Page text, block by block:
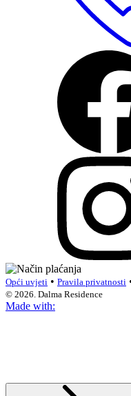
Opći uvjeti • Pravila privatnosti
© 2026. Dalma Residence
Made with: